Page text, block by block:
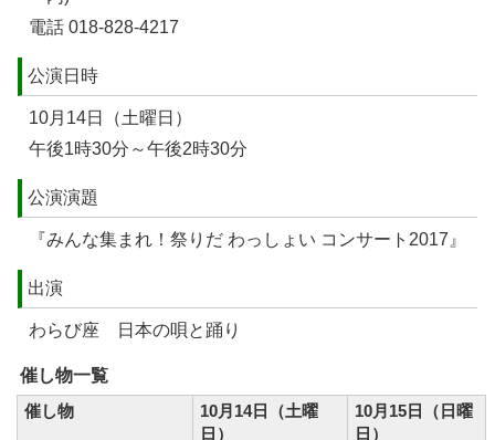
電話 018-828-4217
公演日時
10月14日（土曜日）
午後1時30分～午後2時30分
公演演題
『みんな集まれ！祭りだ わっしょい コンサート2017』
出演
わらび座 日本の唄と踊り
催し物一覧
催し物
10月14日（土曜
日）
10月15日（日曜
日）